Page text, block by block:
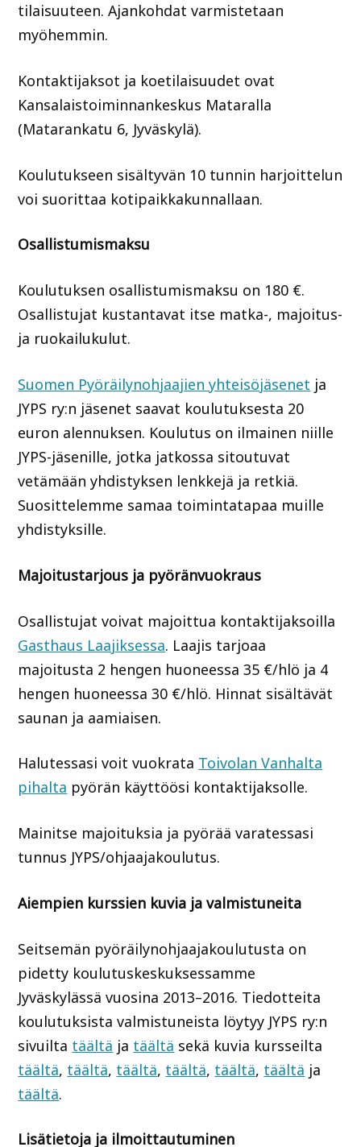
tilaisuuteen. Ajankohdat varmistetaan
myöhemmin.
Kontaktijaksot ja koetilaisuudet ovat
Kansalaistoiminnankeskus Mataralla
(Matarankatu 6, Jyväskylä).
Koulutukseen sisältyvän 10 tunnin harjoittelun
voi suorittaa kotipaikkakunnallaan.
Osallistumismaksu
Koulutuksen osallistumismaksu on 180 €.
Osallistujat kustantavat itse matka-, majoitus-
ja ruokailukulut.
Suomen Pyöräilynohjaajien yhteisöjäsenet ja
JYPS ry:n jäsenet saavat koulutuksesta 20
euron alennuksen. Koulutus on ilmainen niille
JYPS-jäsenille, jotka jatkossa sitoutuvat
vetämään yhdistyksen lenkkejä ja retkiä.
Suosittelemme samaa toimintatapaa muille
yhdistyksille.
Majoitustarjous ja pyöränvuokraus
Osallistujat voivat majoittua kontaktijaksoilla
Gasthaus Laajiksessa. Laajis tarjoaa
majoitusta 2 hengen huoneessa 35 €/hlö ja 4
hengen huoneessa 30 €/hlö. Hinnat sisältävät
saunan ja aamiaisen.
Halutessasi voit vuokrata Toivolan Vanhalta
pihalta pyörän käyttöösi kontaktijaksolle.
Mainitse majoituksia ja pyörää varatessasi
tunnus JYPS/ohjaajakoulutus.
Aiempien kurssien kuvia ja valmistuneita
Seitsemän pyöräilynohjaajakoulutusta on
pidetty koulutuskeskuksessamme
Jyväskylässä vuosina 2013–2016. Tiedotteita
koulutuksista valmistuneista löytyy JYPS ry:n
sivuilta täältä ja täältä sekä kuvia kursseilta
täältä, täältä, täältä, täältä, täältä, täältä ja
täältä.
Lisätietoja ja ilmoittautuminen